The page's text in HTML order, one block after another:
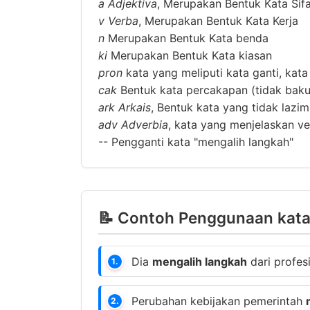
a Adjektiva, Merupakan Bentuk Kata
v Verba, Merupakan Bentuk Kata Kerja
n Merupakan Bentuk Kata benda
ki Merupakan Bentuk Kata kiasan
pron kata yang meliputi kata ganti,
cak Bentuk kata percakapan (tidak
ark Arkais, Bentuk kata yang tidak
adv Adverbia, kata yang menjelaskan
-- Pengganti kata "mengalih langkah"
📝 Contoh Penggunaan
1. Dia mengalih langkah dari
2. Perubahan kebijakan pemerintah